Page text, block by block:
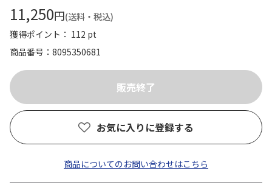
11,250円(送料・税込)
獲得ポイント： 112 pt
商品番号
8095350681
お気に入りに登録する
商品についてのお問い合わせはこちら